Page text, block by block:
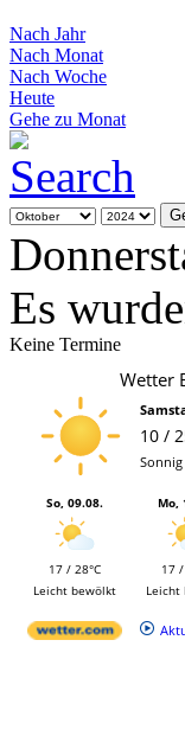
Nach Jahr
Nach Monat
Nach Woche
Heute
Gehe zu Monat
Es
Keine Termine
Wetter
10 /
Sonnig
So, 09.08.
17 / 28°C
Leicht bewölkt
Mo,
17 /
Leicht